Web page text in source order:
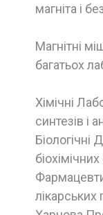
магніта і
Магнітні
багатьох
Хімічні
синтезів і
Біологічні
лікарських